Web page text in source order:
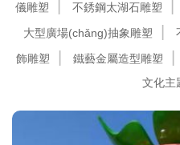
儀雕塑
不銹鋼太湖石雕塑
大型廣場(chǎng)抽象雕塑
飾雕塑
鐵藝金屬造型雕塑
文化主